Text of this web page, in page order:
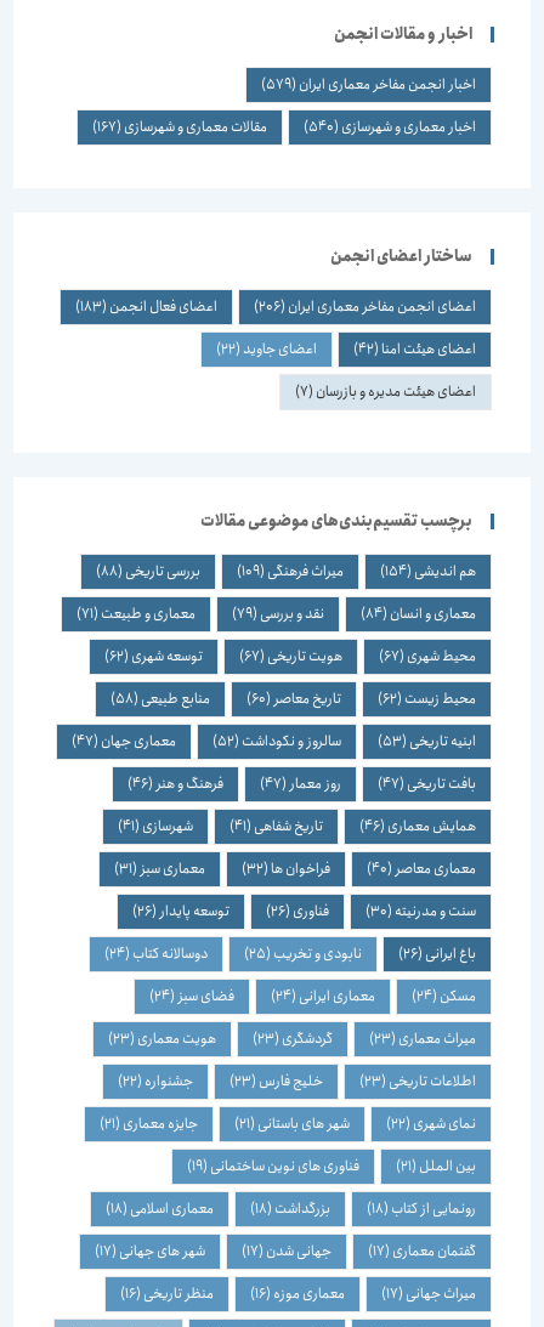
اخبار و مقالات انجمن
اخبار انجمن مفاخر معماری ایران(579)
اخبار معماری و شهرسازی(540) مقالات معماری و شهرسازی(167)
ساختار اعضای انجمن
اعضای انجمن مفاخر معماری ایران(206) اعضای فعال انجمن(183)
اعضای هیئت امنا (42) اعضای جاوید(22)
اعضای هیئت مدیره و بازرسان(7)
برچسب تقسیم‌بندی‌های موضوعی مقالات
هم اندیشی(154) میراث فرهنگی(109) بررسی تاریخی(88)
معماری و انسان(84) نقد و بررسی(79) معماری و طبیعت(71)
محیط شهری(67) هویت تاریخی(67) توسعه شهری(62)
محیط زیست(62) تاریخ معاصر(60) منابع طبیعی(58)
ابنیه تاریخی(53) سالروز و نکوداشت(52) معماری جهان(47)
بافت تاریخی(47) روز معمار(47) فرهنگ و هنر(46)
همایش معماری(46) تاریخ شفاهی(41) شهرسازی(41)
معماری معاصر(40) فراخوان ها(32) معماری سبز(31)
سنت و مدرنیته(30) فناوری(26) توسعه پایدار(26)
باغ ایرانی(26) نابودی و تخریب(25) دوسالانه کتاب(24)
مسکن(24) معماری ایرانی(24) فضای سبز(24)
میراث معماری(23) گردشگری(23) هویت معماری(23)
اطلاعات تاریخی(23) خلیج فارس(23) جشنواره(22)
نمای شهری(22) شهر های باستانی(21) جایزه معماری(21)
بین الملل(21) فناوری های نوین ساختمانی(19)
رونمایی از کتاب(18) بزرگداشت(18) معماری اسلامی(18)
گفتمان معماری(17) جهانی شدن(17) شهر های جهانی(17)
میراث جهانی(17) معماری موزه(16) منظر تاریخی(16)